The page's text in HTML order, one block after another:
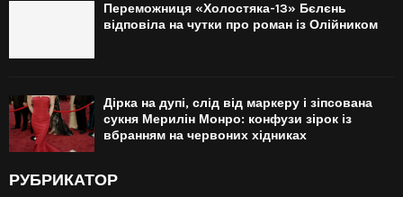
Переможниця «Холостяка-13» Бєлєнь
відповіла на чутки про роман із Олійником
Дірка на дупі, слід від маркеру і зіпсована
сукня Мерилін Монро: конфузи зірок із
вбранням на червоних хідниках
РУБРИКАТОР